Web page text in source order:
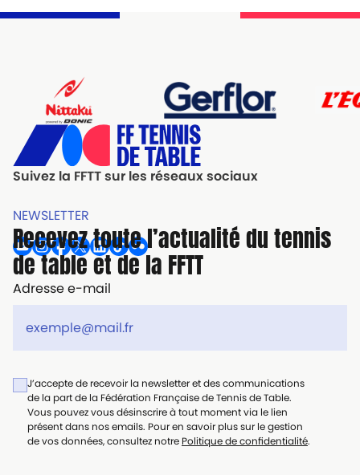
Suivez la FFTT sur les réseaux sociaux
NEWSLETTER
Recevez toute l’actualité du tennis
de table et de la FFTT
Adresse e-mail
J’accepte de recevoir la newsletter et des communications
de la part de la Fédération Française de Tennis de Table.
Vous pouvez vous désinscrire à tout moment via le lien
présent dans nos emails. Pour en savoir plus sur le gestion
de vos données, consultez notre Politique de confidentialité.